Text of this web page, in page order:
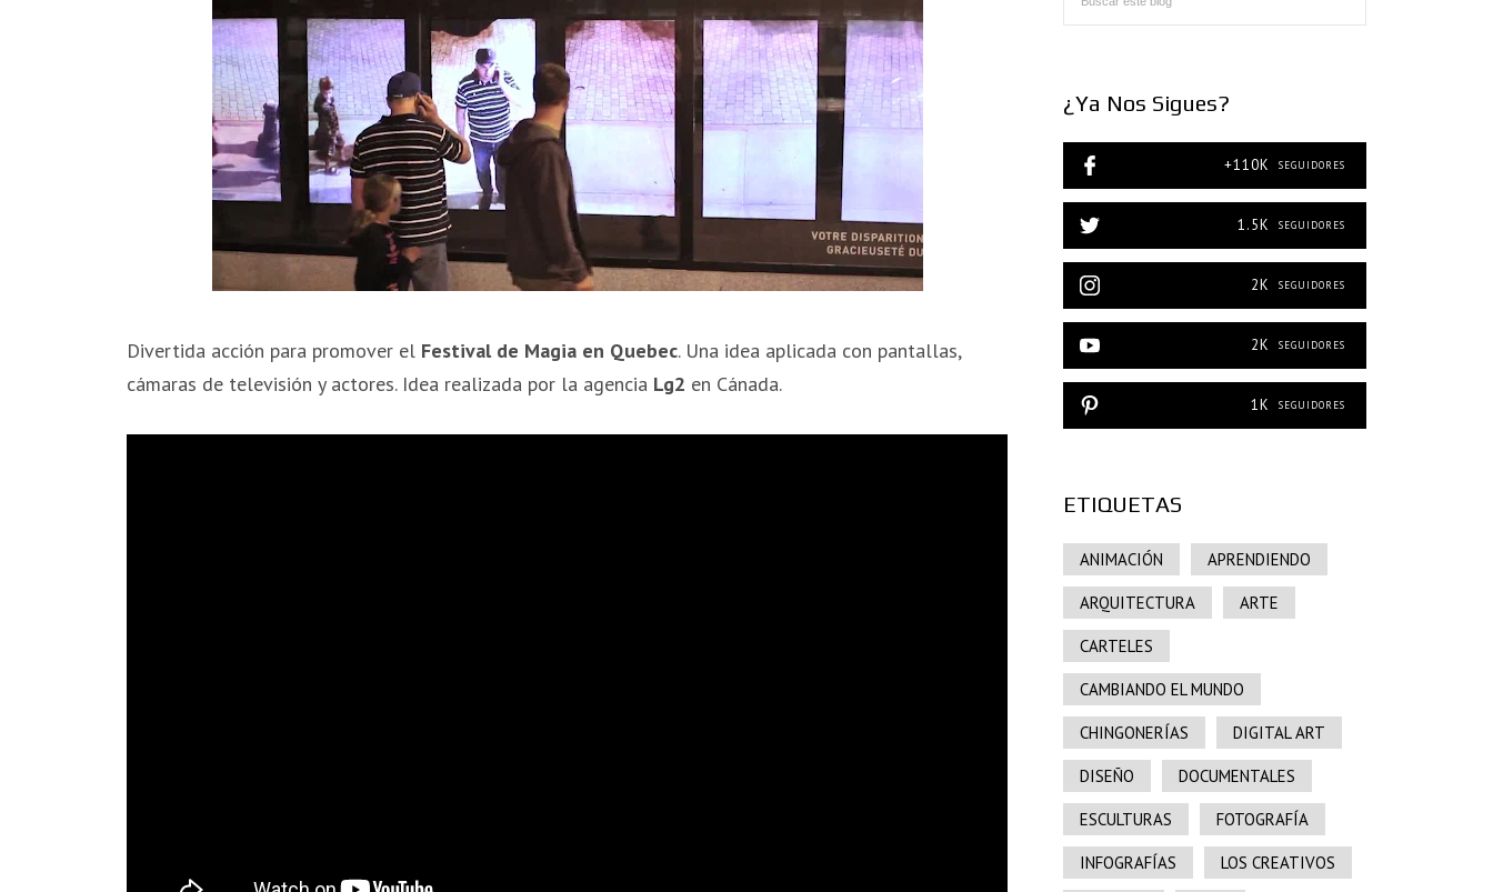
Divertida acción para promover el Festival de Magia en Quebec. Una idea aplicada con pantallas,
cámaras de televisión y actores. Idea realizada por la agencia Lg2 en Cánada.
¿Ya Nos Sigues?
+110K SEGUIDORES
1.5K SEGUIDORES
2K SEGUIDORES
2K SEGUIDORES
1K SEGUIDORES
ETIQUETAS
ANIMACIÓN APRENDIENDO
ARQUITECTURA ARTE
CARTELES
CAMBIANDO EL MUNDO
CHINGONERÍAS DIGITAL ART
DISEÑO DOCUMENTALES
ESCULTURAS FOTOGRAFÍA
INFOGRAFÍAS LOS CREATIVOS